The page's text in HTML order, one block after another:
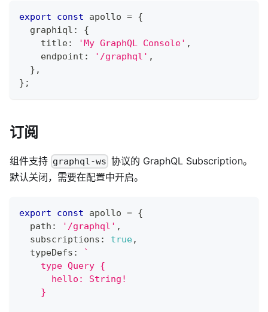
export const apollo = {
  graphiql
:
{
    title
: 'My GraphQL Console' ,
    endpoint
: '/graphql' ,
} ,
} ;
订阅
组件支持 graphql-ws 协议的 GraphQL Subscription。
默认关闭，需要在配置中开启。
export const apollo = {
  path
: '/graphql' ,
  subscriptions
: true,
  typeDefs
:
`
    type Query {
      hello: String!
    }